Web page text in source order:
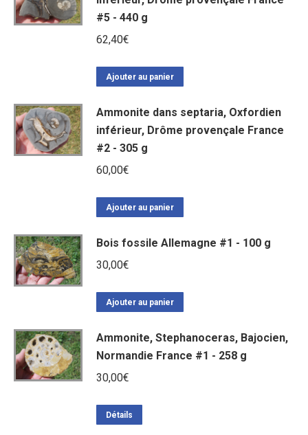
#5 - 440 g
62,40€
Ajouter au panier
Ammonite dans septaria, Oxfordien
inférieur, Drôme provençale France
#2 - 305 g
60,00€
Ajouter au panier
Bois fossile Allemagne #1 - 100 g
30,00€
Ajouter au panier
Ammonite, Stephanoceras, Bajocien,
Normandie France #1 - 258 g
30,00€
Détails